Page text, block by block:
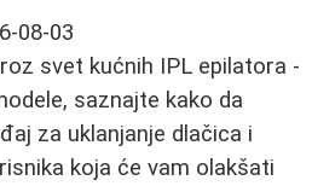
08-03
svet kućnih IPL epilatora -
saznajte kako da
za uklanjanje dlačica i
koja će vam olakšati